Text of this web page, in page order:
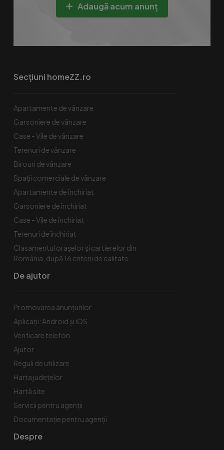
Adaugă acum anunț
Secțiuni homeZZ.ro
Apartamente de vânzare
Garsoniere de vânzare
Case - Vile de vânzare
Terenuri de vânzare
Birouri de vânzare
Spaţii comerciale de vânzare
Apartamente de închiriat
Garsoniere de închiriat
Case - Vile de închiriat
Terenuri de închiriat
Clasamentul orașelor și cartierelor din
România, după 16 criterii de calitate
De ajutor
Promovarea anunțurilor
Aplicații: Android și iOS
Verificare telefon
Ajutor
Reguli de utilizare
Harta județelor
Hartă site
Servicii pentru agenții
Documentație pentru agenții
Despre